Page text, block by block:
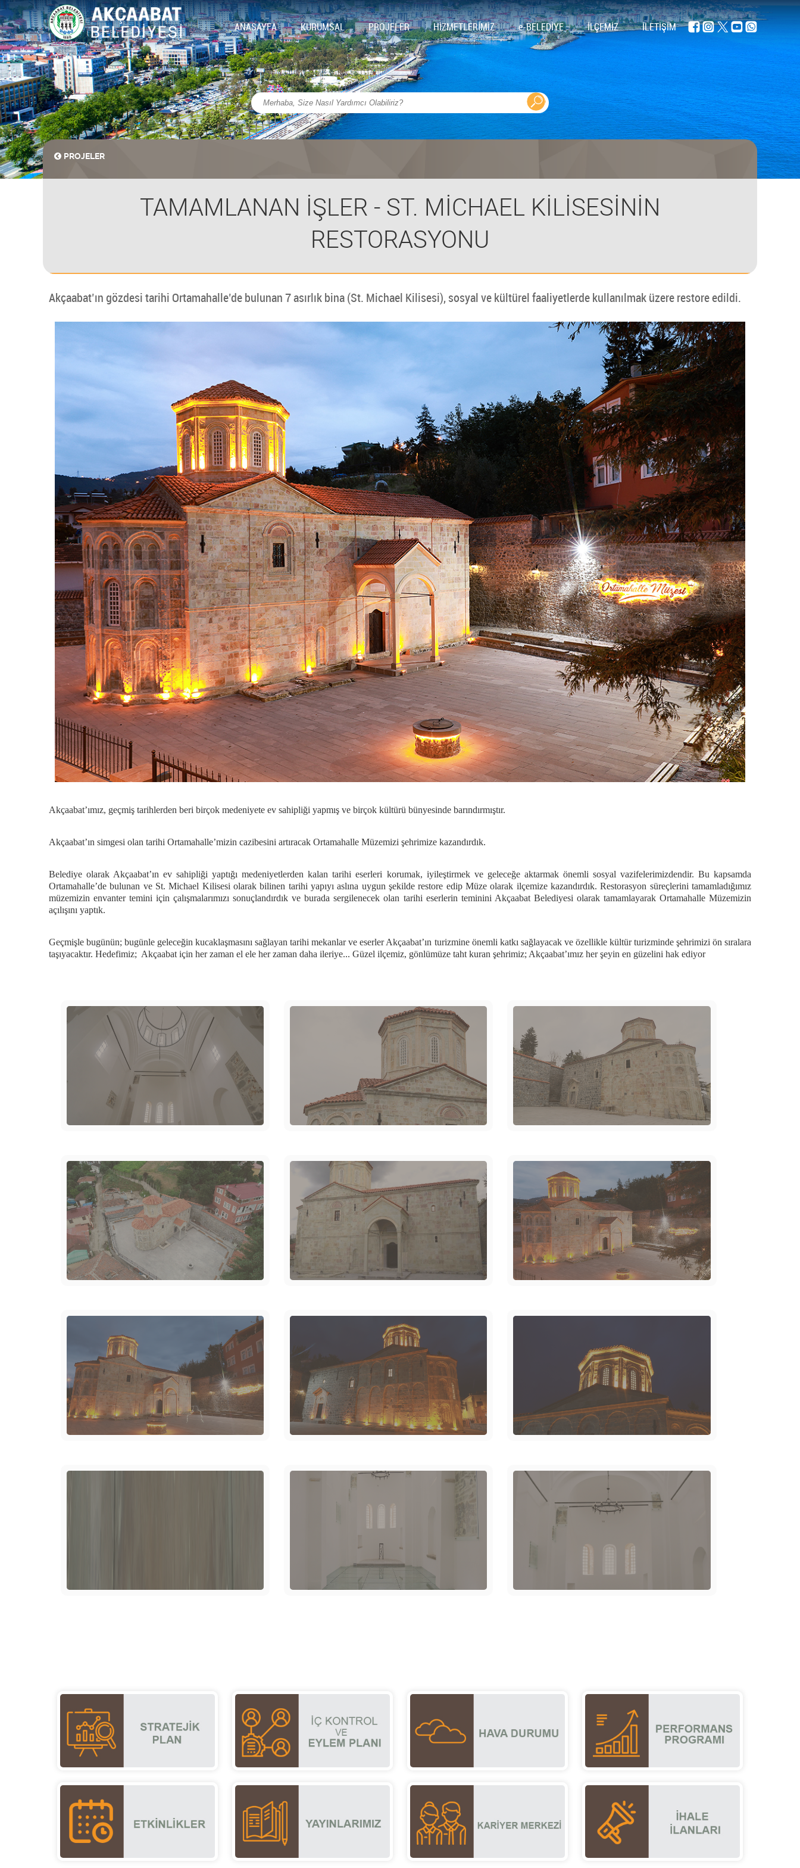
ANASAYFA KURUMSAL PROJELER HİZMETLERİMİZ e-BELEDİYE İLÇEMİZ İLETİŞİM
PROJELER
TAMAMLANAN İŞLER - ST. MİCHAEL KİLİSESİNİN
RESTORASYONU
Akçaabat’ın gözdesi tarihi Ortamahalle’de bulunan 7 asırlık bina (St. Michael Kilisesi), sosyal ve kültürel faaliyetlerde kullanılmak üzere restore edildi.
Akçaabat’ımız, geçmiş tarihlerden beri birçok medeniyete ev sahipliği yapmış ve birçok kültürü bünyesinde barındırmıştır.
Akçaabat’ın simgesi olan tarihi Ortamahalle’mizin cazibesini artıracak Ortamahalle Müzemizi şehrimize kazandırdık.
Belediye olarak Akçaabat’ın ev sahipliği yaptığı medeniyetlerden kalan tarihi eserleri korumak, iyileştirmek ve geleceğe aktarmak önemli sosyal vazifelerimizdendir. Bu kapsamda
Ortamahalle’de bulunan ve St. Michael Kilisesi olarak bilinen tarihi yapıyı aslına uygun şekilde restore edip Müze olarak ilçemize kazandırdık. Restorasyon süreçlerini tamamladığımız
müzemizin envanter temini için çalışmalarımızı sonuçlandırdık ve burada sergilenecek olan tarihi eserlerin teminini Akçaabat Belediyesi olarak tamamlayarak Ortamahalle Müzemizin
açılışını yaptık.
Geçmişle bugünün; bugünle geleceğin kucaklaşmasını sağlayan tarihi mekanlar ve eserler Akçaabat’ın turizmine önemli katkı sağlayacak ve özellikle kültür turizminde şehrimizi ön sıralara
taşıyacaktır. Hedefimiz; Akçaabat için her zaman el ele her zaman daha ileriye... Güzel ilçemiz, gönlümüze taht kuran şehrimiz; Akçaabat’ımız her şeyin en güzelini hak ediyor